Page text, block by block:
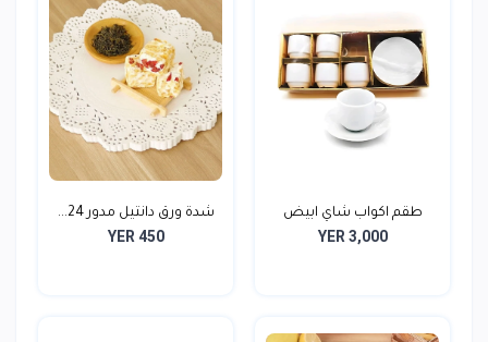
طقم اكواب شاي ابيض
صافي
YER 3,000
شدة ورق دانتيل مدور 24...
YER 450